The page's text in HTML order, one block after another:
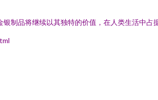
制品将继续以其独特的价值，在人类生活中占